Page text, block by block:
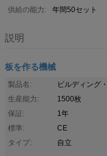
供給の能力:
年間50セット
説明
板を作る機械
製品名:
ビルディング
生産能力:
1500枚
保証:
1年
標準:
CE
タイプ:
自立